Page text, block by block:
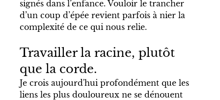
signés dans l’enfance. Vouloir le trancher
d’un coup d’épée revient parfois à nier la
complexité de ce qui nous relie.
Travailler la racine, plutôt
que la corde.
Je crois aujourd'hui profondément que les
liens les plus douloureux ne se dénouent